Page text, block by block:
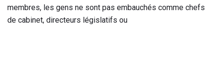
membres, les gens ne sont pas embauchés comme chefs
de cabinet, directeurs législatifs ou